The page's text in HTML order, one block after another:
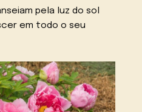
pela luz do sol
em todo o seu